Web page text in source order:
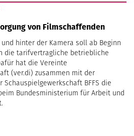
von Filmschaffenden
hinter der Kamera soll ab Beginn
die tarifvertragliche betriebliche
hat die Vereinte
(ver.di) zusammen mit der
BFFS die
Bundesministerium für Arbeit und